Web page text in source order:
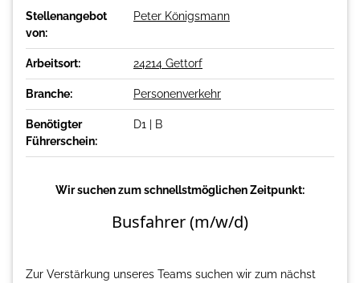
Stellenangebot
von:
Peter Königsmann
Arbeitsort: 24214 Gettorf
Branche: Personenverkehr
Benötigter
Führerschein:
D1 | B
Wir suchen zum schnellstmöglichen Zeitpunkt:
Busfahrer (m/w/d)
Zur Verstärkung unseres Teams suchen wir zum nächst